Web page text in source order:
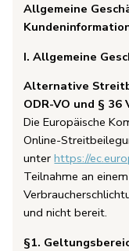
Allgemeine
I. Allgemeine
Alternative
ODR-VO und § 36
Die Europäische
Online-
unterhttps://
Teilnahme an
und nicht bereit.
§1.